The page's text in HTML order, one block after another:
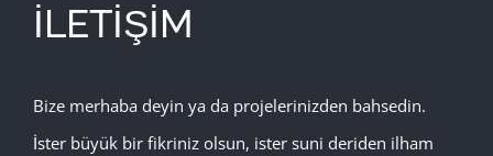
İLETİŞİM
Bize merhaba deyin ya da projelerinizden bahsedin.
İster büyük bir fikriniz olsun, ister suni deriden ilham